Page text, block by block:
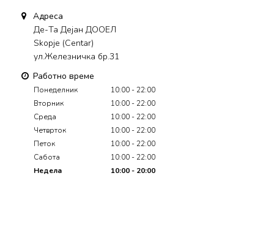
Адреса
Де-Та Дејан ДООЕЛ
Skopje (Centar)
ул.Железничка бр.31
Работно време
Понеделник
10:00 - 22:00
Вторник
10:00 - 22:00
Среда
10:00 - 22:00
Четврток
10:00 - 22:00
Петок
10:00 - 22:00
Сабота
10:00 - 22:00
Недела
10:00 - 20:00